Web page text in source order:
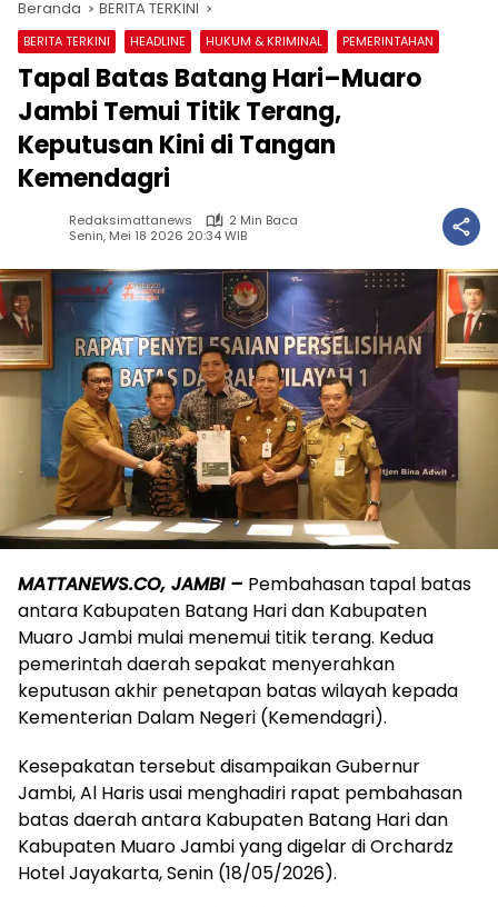
Beranda BERITA TERKINI
BERITA TERKINI HEADLINE HUKUM & KRIMINAL PEMERINTAHAN
Tapal Batas Batang Hari–Muaro
Jambi Temui Titik Terang,
Keputusan Kini di Tangan
Kemendagri
Redaksimattanews
2 Min Baca
Senin, Mei 18 2026 20:34 WIB
MATTANEWS.CO, JAMBI – Pembahasan tapal batas
antara Kabupaten Batang Hari dan Kabupaten
Muaro Jambi mulai menemui titik terang. Kedua
pemerintah daerah sepakat menyerahkan
keputusan akhir penetapan batas wilayah kepada
Kementerian Dalam Negeri (Kemendagri).
Kesepakatan tersebut disampaikan Gubernur
Jambi, Al Haris usai menghadiri rapat pembahasan
batas daerah antara Kabupaten Batang Hari dan
Kabupaten Muaro Jambi yang digelar di Orchardz
Hotel Jayakarta, Senin (18/05/2026).